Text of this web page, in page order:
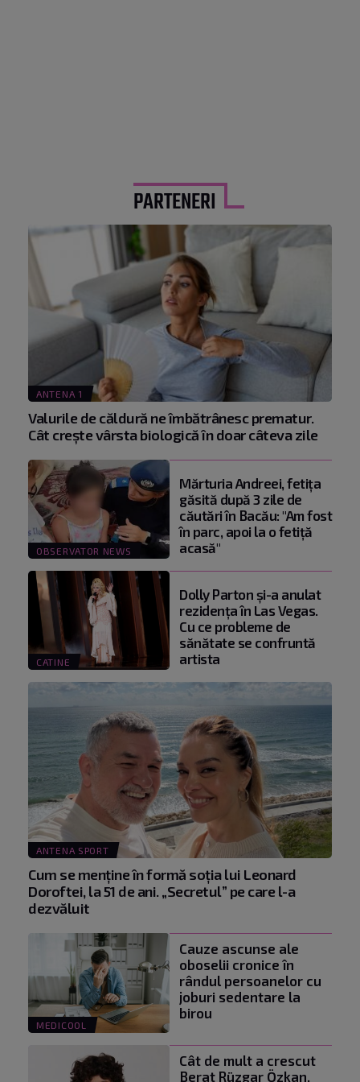
PARTENERI
ANTENA 1
Valurile de căldură ne îmbătrânesc prematur.
Cât crește vârsta biologică în doar câteva zile
OBSERVATOR NEWS
Mărturia Andreei, fetiţa
găsită după 3 zile de
căutări în Bacău: "Am fost
în parc, apoi la o fetiţă
acasă"
CATINE
Dolly Parton și-a anulat
rezidența în Las Vegas.
Cu ce probleme de
sănătate se confruntă
artista
ANTENA SPORT
Cum se menţine în formă soţia lui Leonard
Doroftei, la 51 de ani. „Secretul” pe care l-a
dezvăluit
MEDICOOL
Cauze ascunse ale
oboselii cronice în
rândul persoanelor cu
joburi sedentare la
birou
Cât de mult a crescut
Berat Rüzgar Özkan,